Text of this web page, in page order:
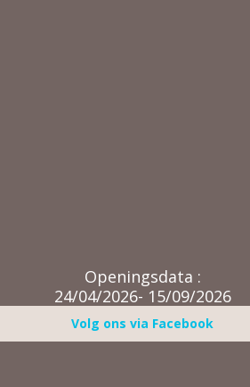
Openingsdata :
24/04/2026- 15/09/2026
Volg ons via Facebook